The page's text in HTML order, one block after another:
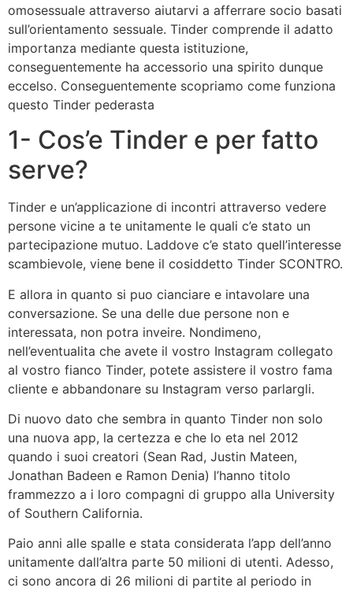
omosessuale attraverso aiutarvi a afferrare socio basati
sull’orientamento sessuale. Tinder comprende il adatto
importanza mediante questa istituzione,
conseguentemente ha accessorio una spirito dunque
eccelso. Conseguentemente scopriamo come funziona
questo Tinder pederasta
1- Cos’e Tinder e per fatto
serve?
Tinder e un’applicazione di incontri attraverso vedere
persone vicine a te unitamente le quali c’e stato un
partecipazione mutuo. Laddove c’e stato quell’interesse
scambievole, viene bene il cosiddetto Tinder SCONTRO.
E allora in quanto si puo cianciare e intavolare una
conversazione. Se una delle due persone non e
interessata, non potra inveire. Nondimeno,
nell’eventualita che avete il vostro Instagram collegato
al vostro fianco Tinder, potete assistere il vostro fama
cliente e abbandonare su Instagram verso parlargli.
Di nuovo dato che sembra in quanto Tinder non solo
una nuova app, la certezza e che lo eta nel 2012
quando i suoi creatori (Sean Rad, Justin Mateen,
Jonathan Badeen e Ramon Denia) l’hanno titolo
frammezzo a i loro compagni di gruppo alla University
of Southern California.
Paio anni alle spalle e stata considerata l’app dell’anno
unitamente dall’altra parte 50 milioni di utenti. Adesso,
ci sono ancora di 26 milioni di partite al periodo in